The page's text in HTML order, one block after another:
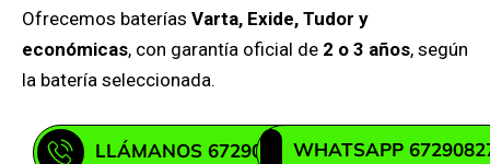
Ofrecemos baterías Varta, Exide, Tudor y
económicas, con garantía oficial de 2 o 3 años, según
la batería seleccionada.
LLÁMANOS 672908271WHATSAPP